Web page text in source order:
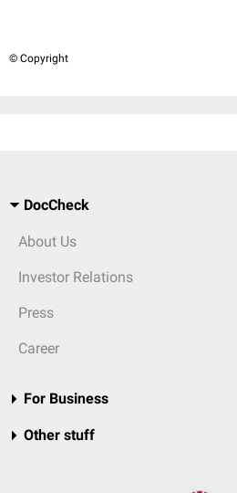
© Copyright
DocCheck
About Us
Investor Relations
Press
Career
For Business
Other stuff